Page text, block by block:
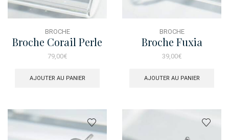
BROCHE
Broche Corail Perle
79,00€
AJOUTER AU PANIER
BROCHE
Broche Fuxia
39,00€
AJOUTER AU PANIER